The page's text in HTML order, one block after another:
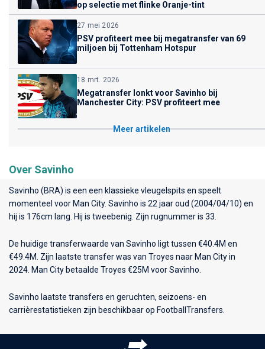
op selectie met flinke Oranje-tint
27 mei 2026
PSV profiteert mee bij megatransfer van 69
miljoen bij Tottenham Hotspur
18 mrt. 2026
Megatransfer lonkt voor Savinho bij
Manchester City: PSV profiteert mee
Meer artikelen
Over Savinho
Savinho (BRA) is een een klassieke vleugelspits en speelt
momenteel voor Man City. Savinho is 22 jaar oud (2004/04/10) en
hij is 176cm lang. Hij is tweebenig. Zijn rugnummer is 33.
De huidige transferwaarde van Savinho ligt tussen €40.4M en
€49.4M. Zijn laatste transfer was van Troyes naar Man City in
2024. Man City betaalde Troyes €25M voor Savinho.
Savinho laatste transfers en geruchten, seizoens- en
carrièrestatistieken zijn beschikbaar op FootballTransfers.